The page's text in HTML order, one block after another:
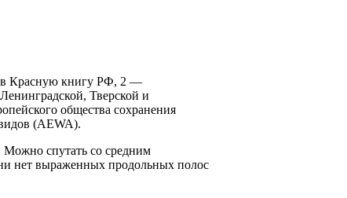
в Красную книгу РФ, 2 —
Тверской и
общества сохранения
(AEWA).
спутать со средним
нет выраженных продольных полос